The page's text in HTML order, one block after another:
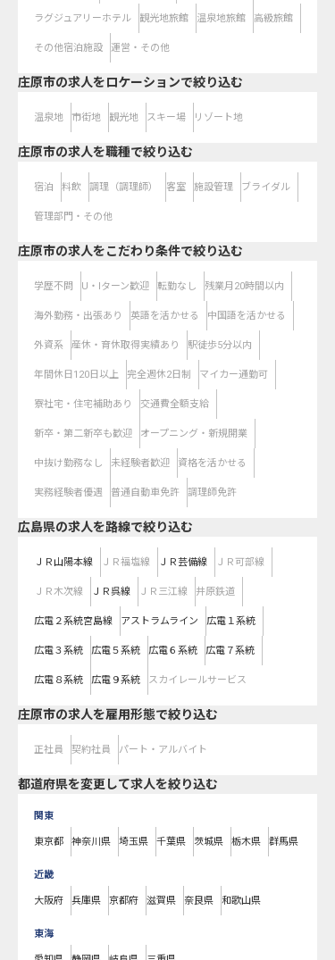
ラグジュアリーホテル 観光地旅館 温泉地旅館 高級旅館
その他宿泊施設 運営・その他
庄原市の求人をロケーションで絞り込む
温泉地 市街地 観光地 スキー場 リゾート地
庄原市の求人を職種で絞り込む
宿泊 料飲 調理（調理師） 客室 施設管理 ブライダル
管理部門・その他
庄原市の求人をこだわり条件で絞り込む
学歴不問 U・Iターン歓迎 転勤なし 残業月20時間以内
海外勤務・出張あり 英語を活かせる 中国語を活かせる
外資系 産休・育休取得実績あり 駅徒歩5分以内
年間休日120日以上 完全週休2日制 マイカー通勤可
寮社宅・住宅補助あり 交通費全額支給
新卒・第二新卒も歓迎 オープニング・新規開業
中抜け勤務なし 未経験者歓迎 資格を活かせる
実務経験者優遇 普通自動車免許 調理師免許
広島県の求人を路線で絞り込む
ＪＲ山陽本線 ＪＲ福塩線 ＪＲ芸備線 ＪＲ可部線
ＪＲ木次線 ＪＲ呉線 ＪＲ三江線 井原鉄道
広電２系統宮島線 アストラムライン 広電１系統
広電３系統 広電５系統 広電６系統 広電７系統
広電８系統 広電９系統 スカイレールサービス
庄原市の求人を雇用形態で絞り込む
正社員 契約社員 パート・アルバイト
都道府県を変更して求人を絞り込む
関東
東京都 神奈川県 埼玉県 千葉県 茨城県 栃木県 群馬県
近畿
大阪府 兵庫県 京都府 滋賀県 奈良県 和歌山県
東海